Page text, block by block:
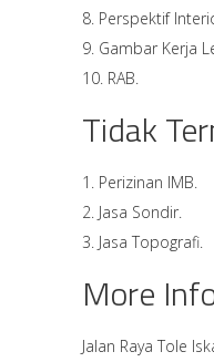
Perspektif
Gambar Kerja
RAB.
Tidak
Perizinan IMB.
Jasa Sondir.
Jasa Topografi.
More
Jalan Raya Tole